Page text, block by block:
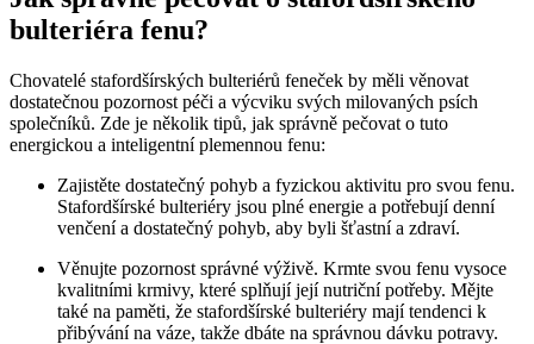
bulteriéra fenu?
Chovatelé stafordšírských bulteriérů feneček by měli věnovat
dostatečnou pozornost péči a výcviku svých milovaných psích
společníků. Zde je několik tipů, jak správně pečovat o tuto
energickou a inteligentní plemennou fenu:
Zajistěte dostatečný pohyb a fyzickou aktivitu pro svou fenu.
Stafordšírské bulteriéry jsou plné energie a potřebují denní
venčení a dostatečný pohyb, aby byli šťastní a zdraví.
Věnujte pozornost správné výživě. Krmte svou fenu vysoce
kvalitními krmivy, které splňují její nutriční potřeby. Mějte
také na paměti, že stafordšírské bulteriéry mají tendenci k
přibývání na váze, takže dbáte na správnou dávku potravy.